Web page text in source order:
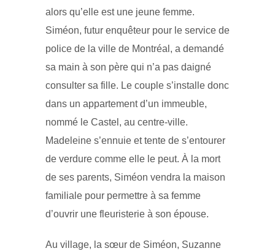
alors qu’elle est une jeune femme.
Siméon, futur enquêteur pour le service de
police de la ville de Montréal, a demandé
sa main à son père qui n’a pas daigné
consulter sa fille. Le couple s’installe donc
dans un appartement d’un immeuble,
nommé le Castel, au centre-ville.
Madeleine s’ennuie et tente de s’entourer
de verdure comme elle le peut. À la mort
de ses parents, Siméon vendra la maison
familiale pour permettre à sa femme
d’ouvrir une fleuristerie à son épouse.
Au village, la sœur de Siméon, Suzanne